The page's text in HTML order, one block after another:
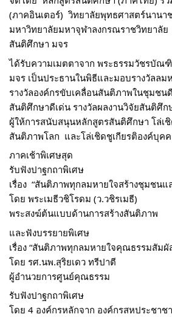
(ภาคอินเตอร์)  วิทยาลัยพุทธศาสตร์นาน
มหาวิทยาลัยมหาจุฬาลงกรณราชวิทยาลัย
สันติศึกษา มจร
ได้รับความเมตตาจาก พระธรรมวัชรบัณ
มจร เป็นประธานในพิธีและมอบรางวัลล
รางวัลองค์กรขับเคลื่อนสันติภาพในชุมชน
สันติศึกษาดีเด่น รางวัลผลงานวิจัยสันติศึก
ผู้ให้การสนับสนุนหลักสูตรสันติศึกษา โล่เ
สันติภาพโลก  และโล่เชิดชูเกียรติองค์บุค
ภาคเช้าพิเศษสุด
รับฟังปาฐกถาพิเศษ
เรื่อง  “สันติภาพทุกลมหายใจสร้างชุมชนแ
โดย พระเมธีวชิโรดม (ว.วชิรเมธี)
พระสงฆ์ต้นแบบด้านการสร้างสันติภาพ
และฟังบรรยายพิเศษ
เรื่อง “สันติภาพทุกลมหายใจคุณธรรมสัมผั
โดย รศ.นพ.สุริยเดว ทรีปาตี
ผู้อำนวยการศูนย์คุณธรรม
รับฟังปาฐกถาพิเศษ
โดย 4 องค์กรหลักจาก องค์กรสหประชา